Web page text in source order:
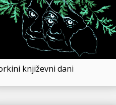
književni dani